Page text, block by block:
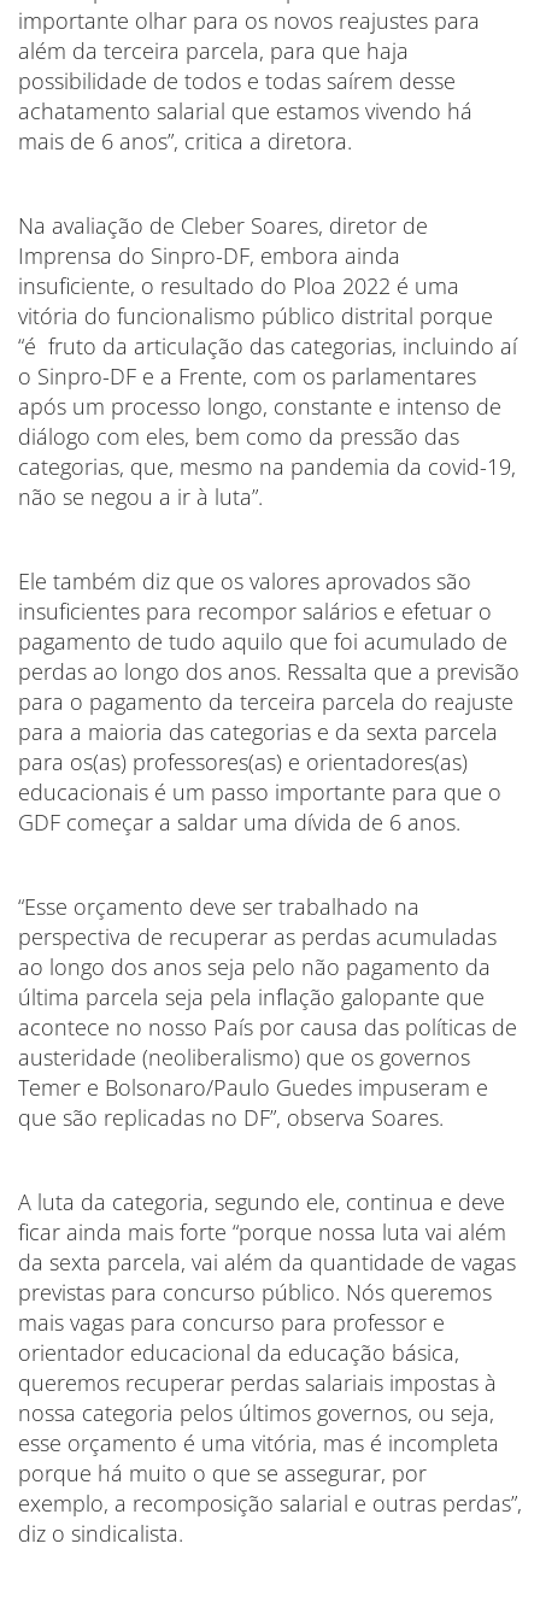
importante olhar para os novos reajustes para
além da terceira parcela, para que haja
possibilidade de todos e todas saírem desse
achatamento salarial que estamos vivendo há
mais de 6 anos”, critica a diretora.
Na avaliação de Cleber Soares, diretor de
Imprensa do Sinpro-DF, embora ainda
insuficiente, o resultado do Ploa 2022 é uma
vitória do funcionalismo público distrital porque
“é fruto da articulação das categorias, incluindo aí
o Sinpro-DF e a Frente, com os parlamentares
após um processo longo, constante e intenso de
diálogo com eles, bem como da pressão das
categorias, que, mesmo na pandemia da covid-19,
não se negou a ir à luta”.
Ele também diz que os valores aprovados são
insuficientes para recompor salários e efetuar o
pagamento de tudo aquilo que foi acumulado de
perdas ao longo dos anos. Ressalta que a previsão
para o pagamento da terceira parcela do reajuste
para a maioria das categorias e da sexta parcela
para os(as) professores(as) e orientadores(as)
educacionais é um passo importante para que o
GDF começar a saldar uma dívida de 6 anos.
“Esse orçamento deve ser trabalhado na
perspectiva de recuperar as perdas acumuladas
ao longo dos anos seja pelo não pagamento da
última parcela seja pela inflação galopante que
acontece no nosso País por causa das políticas de
austeridade (neoliberalismo) que os governos
Temer e Bolsonaro/Paulo Guedes impuseram e
que são replicadas no DF”, observa Soares.
A luta da categoria, segundo ele, continua e deve
ficar ainda mais forte “porque nossa luta vai além
da sexta parcela, vai além da quantidade de vagas
previstas para concurso público. Nós queremos
mais vagas para concurso para professor e
orientador educacional da educação básica,
queremos recuperar perdas salariais impostas à
nossa categoria pelos últimos governos, ou seja,
esse orçamento é uma vitória, mas é incompleta
porque há muito o que se assegurar, por
exemplo, a recomposição salarial e outras perdas”,
diz o sindicalista.